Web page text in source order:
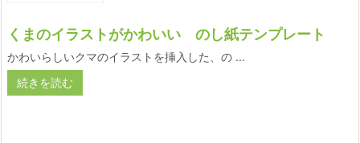
くまのイラストがかわいい のし紙テンプレート
かわいらしいクマのイラストを挿入した、の ...
続きを読む